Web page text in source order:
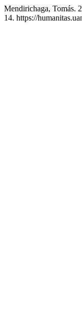
Mendirichaga,
14. https://